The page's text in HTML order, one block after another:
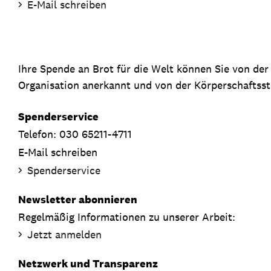
E-Mail schreiben
Ihre Spende an Brot für die Welt können Sie von
Organisation anerkannt und von der
Spenderservice
Telefon: 030 65211-4711
E-Mail schreiben
Spenderservice
Newsletter abonnieren
Regelmäßig Informationen zu unserer Arbeit:
Jetzt anmelden
Netzwerk und Transparenz